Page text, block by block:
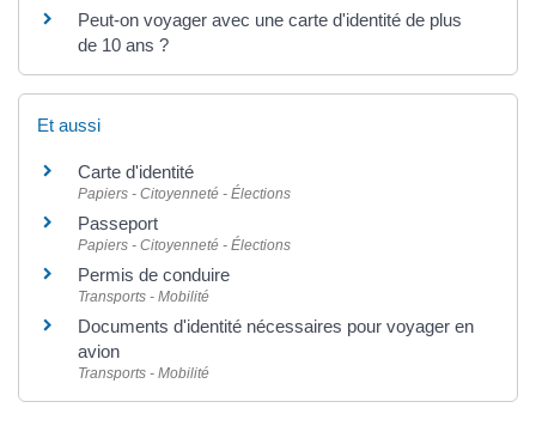
Peut-on voyager avec une carte d'identité de plus
de 10 ans ?
Et aussi
Carte d'identité
Papiers - Citoyenneté - Élections
Passeport
Papiers - Citoyenneté - Élections
Permis de conduire
Transports - Mobilité
Documents d'identité nécessaires pour voyager en
avion
Transports - Mobilité